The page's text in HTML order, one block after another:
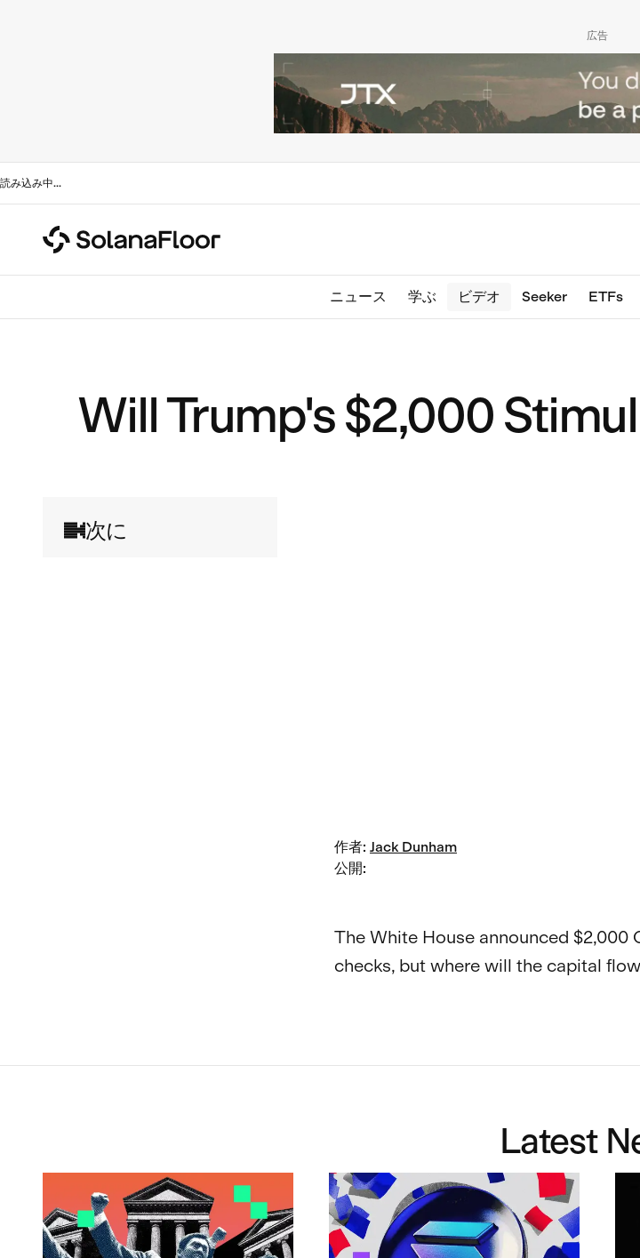
広告
読み込み中...
ニュース 学ぶ ビデオ Seeker ETFs
Will Trump's $2,000
次に
作者: Jack Dunham
公開:
The White House announced $2,000
checks, but where will the capital
Latest